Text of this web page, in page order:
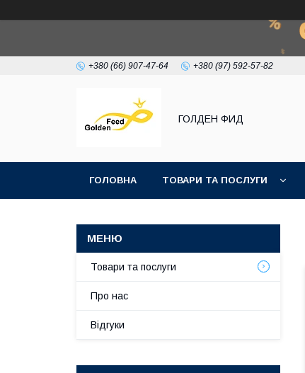
+380 (66) 907-47-64 +380 (97) 592-57-82
ГОЛДЕН ФИД
ГОЛОВНА ТОВАРИ ТА ПОСЛУГИ
Товари та послуги
Про нас
Відгуки